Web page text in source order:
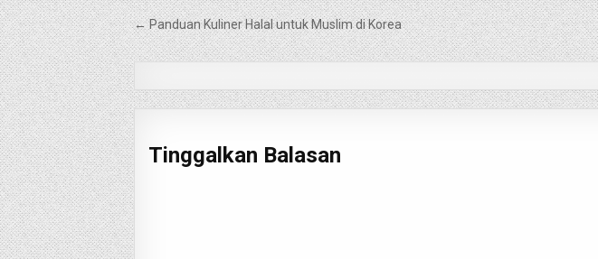
Navigasi
pos
← Panduan Kuliner Halal untuk Muslim di Korea
Tinggalkan Balasan